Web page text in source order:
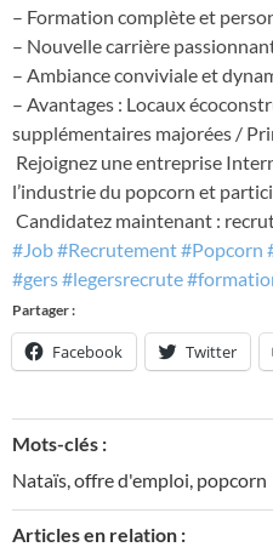
– Formation complète et
– Nouvelle carrière
– Ambiance conviviale et
– Avantages : Locaux
supplémentaires majorées /
Rejoignez une entreprise
l’industrie du popcorn et
Candidatez maintenant :
#Job#Recrutement#Popcorn
#gers#legersrecrute
Partager :
Facebook Twitter
Mots-clés :
Nataïs offre d'emploi popcorn
Articles en relation :